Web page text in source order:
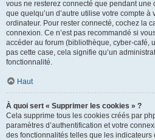
vous ne resterez connecté que pendant
que quelqu’un d’autre utilise votre compte
ordinateur. Pour rester connecté, cochez la
connexion. Ce n’est pas recommandé si
accéder au forum (bibliothèque, cyber-café,
pas cette case, cela signifie qu’un
fonctionnalité.
Haut
À quoi sert « Supprimer les cookies » ?
Cela supprime tous les cookies créés par
paramètres d’authentification et votre
des fonctionnalités telles que les indicateurs